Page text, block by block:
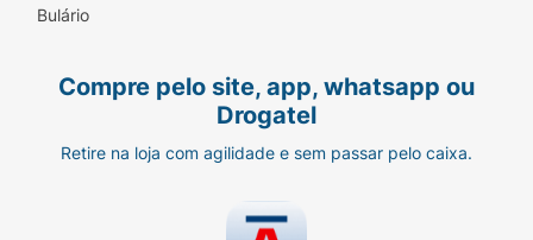
Bulário
Compre pelo site, app, whatsapp ou
Drogatel
Retire na loja com agilidade e sem passar pelo caixa.